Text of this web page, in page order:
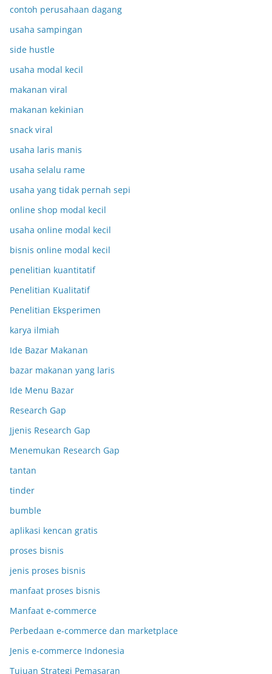
contoh perusahaan dagang
usaha sampingan
side hustle
usaha modal kecil
makanan viral
makanan kekinian
snack viral
usaha laris manis
usaha selalu rame
usaha yang tidak pernah sepi
online shop modal kecil
usaha online modal kecil
bisnis online modal kecil
penelitian kuantitatif
Penelitian Kualitatif
Penelitian Eksperimen
karya ilmiah
Ide Bazar Makanan
bazar makanan yang laris
Ide Menu Bazar
Research Gap
Jjenis Research Gap
Menemukan Research Gap
tantan
tinder
bumble
aplikasi kencan gratis
proses bisnis
jenis proses bisnis
manfaat proses bisnis
Manfaat e-commerce
Perbedaan e-commerce dan marketplace
Jenis e-commerce Indonesia
Tujuan Strategi Pemasaran